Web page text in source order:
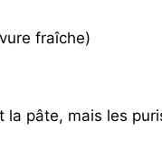
fraîche)
la pâte, mais les